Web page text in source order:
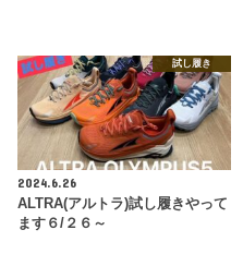
試し履き
2024.6.26
ALTRA(アルトラ)試し履きやって
ます６/２６～